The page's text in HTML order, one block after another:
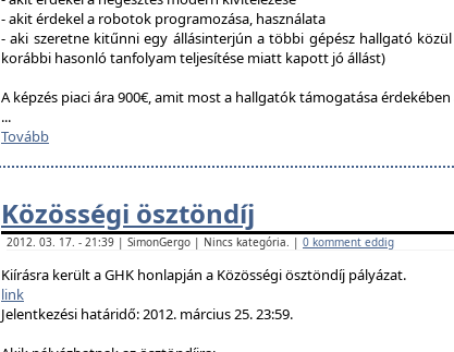
- akit érdekel a robotok programozása, használata
- aki szeretne kitűnni egy állásinterjún a többi gépész hallgató
korábbi hasonló tanfolyam teljesítése miatt kapott jó állást)
A képzés piaci ára 900€, amit most a hallgatók támogatása
...
Tovább
Közösségi ösztöndíj
2012. 03. 17. - 21:39 | SimonGergo | Nincs kategória. | 0 komment eddig
Kiírásra került a GHK honlapján a Közösségi ösztöndíj pályázat.
link
Jelentkezési határidő: 2012. március 25. 23:59.